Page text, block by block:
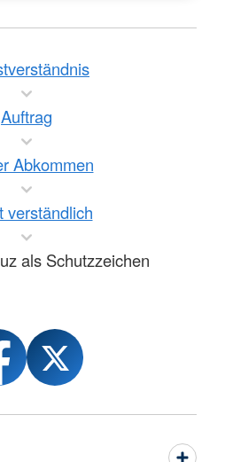
Auftrag
Abkommen
verständlich
als Schutzzeichen